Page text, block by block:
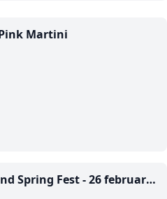
Martini
Spring Fest - 26 februarie